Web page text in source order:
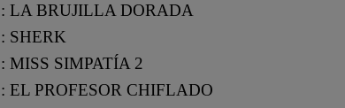
LA BRUJILLA DORADA
SHERK
MISS SIMPATÍA 2
EL PROFESOR CHIFLADO